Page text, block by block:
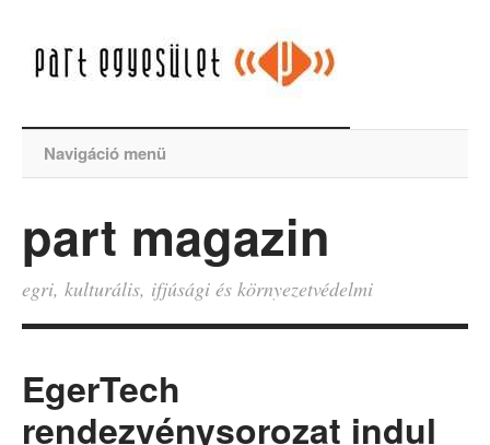
Navigáció menü
part magazin
egri, kulturális, ifjúsági és környezetvédelmi
EgerTech
rendezvénysorozat indul